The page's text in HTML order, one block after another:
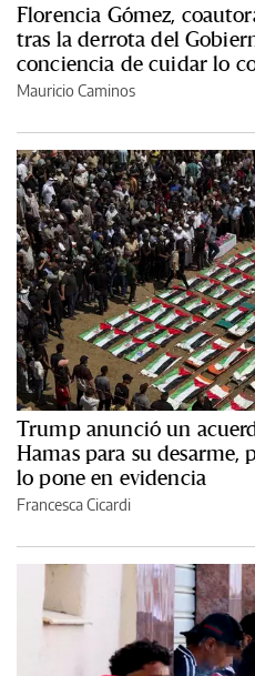
Florencia Gómez,
tras la derrota del
conciencia de cuidar lo
Mauricio Caminos
Trump anunció un
Hamas para su desarme,
lo pone en evidencia
Francesca Cicardi